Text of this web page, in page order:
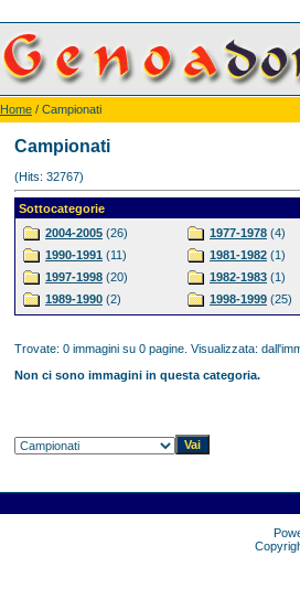
Home / Campionati
Campionati
(Hits: 32767)
Sottocategorie
2004-2005 (26)
1990-1991 (11)
1997-1998 (20)
1989-1990 (2)
1977-1978 (4)
1981-1982 (1)
1982-1983 (1)
1998-1999 (25)
Trovate: 0 immagini su 0 pagine. Visualizzata:
Non ci sono immagini in questa categoria.